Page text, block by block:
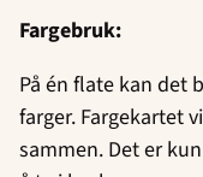
Fargebruk:
På én flate kan det
farger. Fargekartet
sammen. Det er